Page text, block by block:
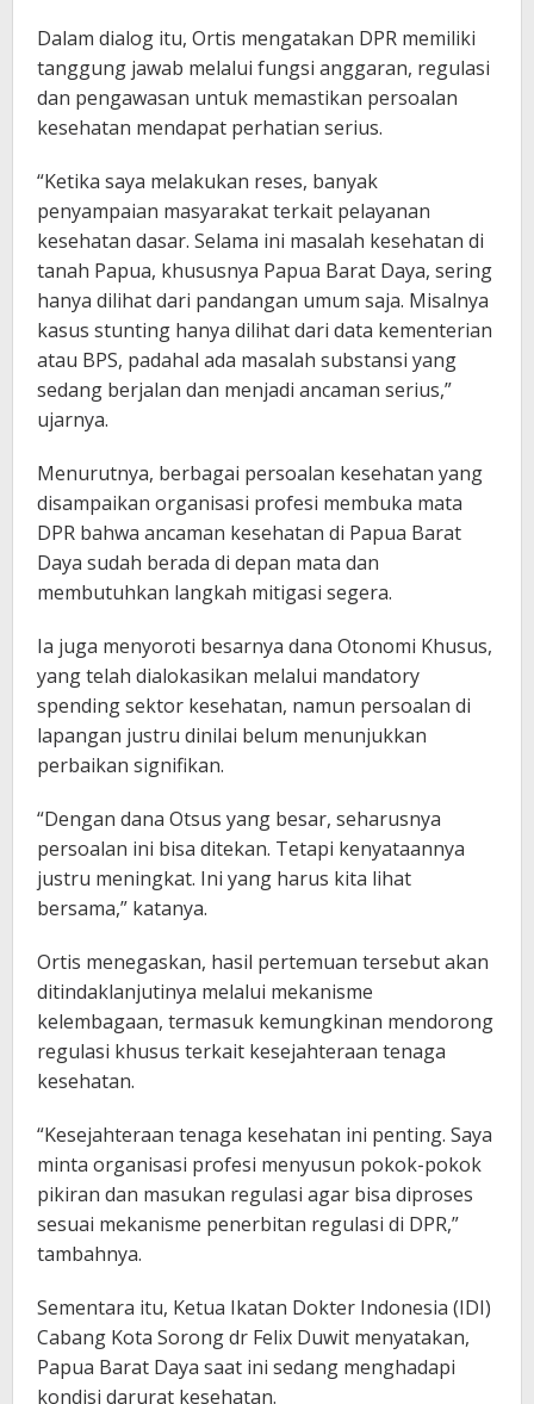
Dalam dialog itu, Ortis mengatakan DPR memiliki
tanggung jawab melalui fungsi anggaran, regulasi
dan pengawasan untuk memastikan persoalan
kesehatan mendapat perhatian serius.
“Ketika saya melakukan reses, banyak
penyampaian masyarakat terkait pelayanan
kesehatan dasar. Selama ini masalah kesehatan di
tanah Papua, khususnya Papua Barat Daya, sering
hanya dilihat dari pandangan umum saja. Misalnya
kasus stunting hanya dilihat dari data kementerian
atau BPS, padahal ada masalah substansi yang
sedang berjalan dan menjadi ancaman serius,”
ujarnya.
Menurutnya, berbagai persoalan kesehatan yang
disampaikan organisasi profesi membuka mata
DPR bahwa ancaman kesehatan di Papua Barat
Daya sudah berada di depan mata dan
membutuhkan langkah mitigasi segera.
Ia juga menyoroti besarnya dana Otonomi Khusus,
yang telah dialokasikan melalui mandatory
spending sektor kesehatan, namun persoalan di
lapangan justru dinilai belum menunjukkan
perbaikan signifikan.
“Dengan dana Otsus yang besar, seharusnya
persoalan ini bisa ditekan. Tetapi kenyataannya
justru meningkat. Ini yang harus kita lihat
bersama,” katanya.
Ortis menegaskan, hasil pertemuan tersebut akan
ditindaklanjutinya melalui mekanisme
kelembagaan, termasuk kemungkinan mendorong
regulasi khusus terkait kesejahteraan tenaga
kesehatan.
“Kesejahteraan tenaga kesehatan ini penting. Saya
minta organisasi profesi menyusun pokok-pokok
pikiran dan masukan regulasi agar bisa diproses
sesuai mekanisme penerbitan regulasi di DPR,”
tambahnya.
Sementara itu, Ketua Ikatan Dokter Indonesia (IDI)
Cabang Kota Sorong dr Felix Duwit menyatakan,
Papua Barat Daya saat ini sedang menghadapi
kondisi darurat kesehatan.